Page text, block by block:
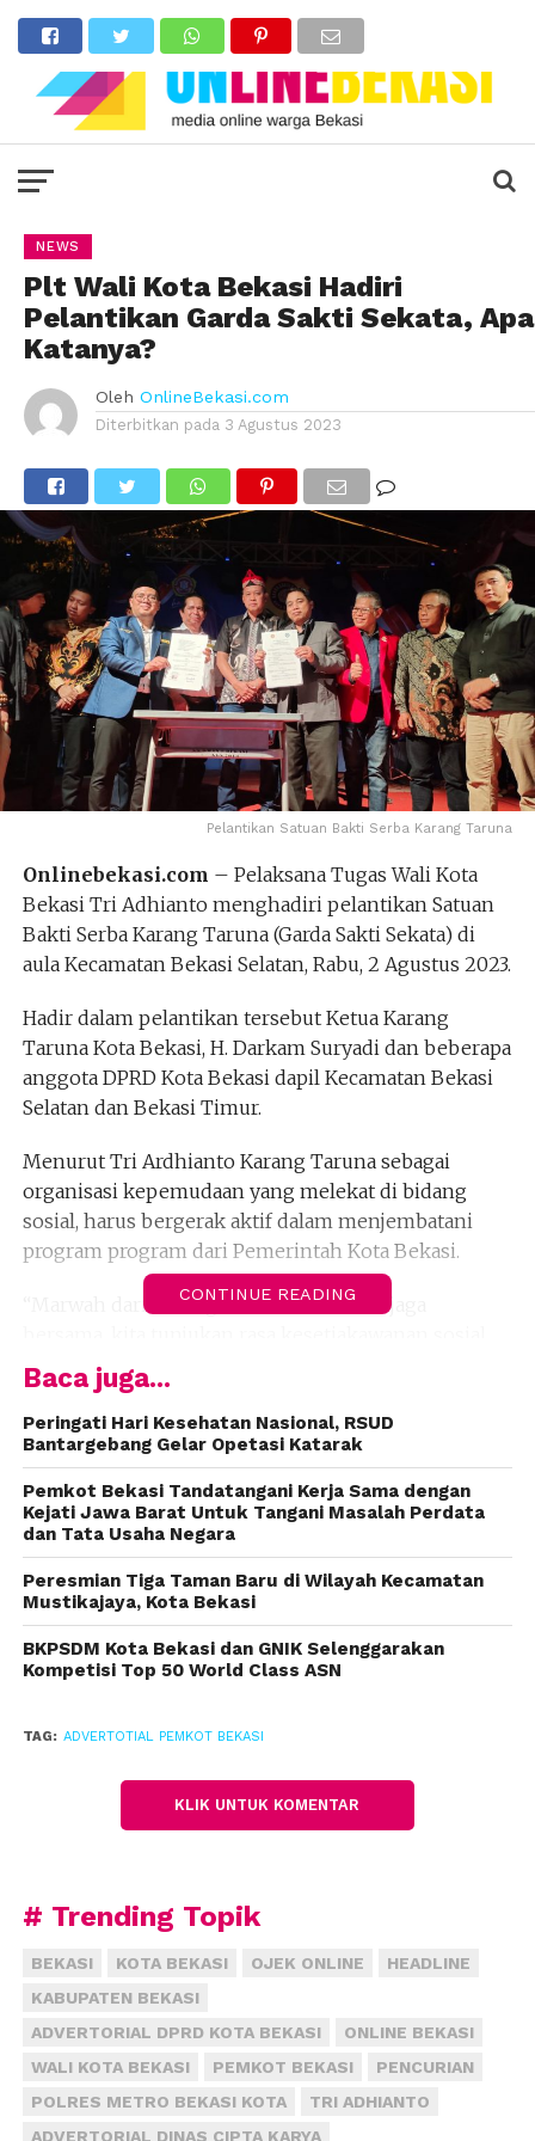
NEWS
Plt Wali Kota Bekasi Hadiri
Pelantikan Garda Sakti Sekata, Apa
Katanya?
Oleh OnlineBekasi.com
Diterbitkan pada 3 Agustus 2023
Pelantikan Satuan Bakti Serba Karang Taruna
Onlinebekasi.com – Pelaksana Tugas Wali Kota
Bekasi Tri Adhianto menghadiri pelantikan Satuan
Bakti Serba Karang Taruna (Garda Sakti Sekata) di
aula Kecamatan Bekasi Selatan, Rabu, 2 Agustus 2023.
Hadir dalam pelantikan tersebut Ketua Karang
Taruna Kota Bekasi, H. Darkam Suryadi dan beberapa
anggota DPRD Kota Bekasi dapil Kecamatan Bekasi
Selatan dan Bekasi Timur.
Menurut Tri Ardhianto Karang Taruna sebagai
organisasi kepemudaan yang melekat di bidang
sosial, harus bergerak aktif dalam menjembatani
program program dari Pemerintah Kota Bekasi.
“Marwah dari Karang Taruna harus kita jaga
secara bersama menjadi satu kepedulian penting
antar anggota,” kata Tri.
Lanjut Tri Garda Sakti Sekata ini merupakan gerbang
pembuka dalam perkembangan perekonomian
yang nantinya bisa menjadi mitra Pemerintah Kota
Bekasi dalam pembangunan serta dapat
menyelesaikan permasalahan sosial yang ada di Kota
Bekasi.
“Terbentuk secara inisiasi dari Karang Taruna Kota
Bekasi, Garda Sakti Sekata ini tidak semua dibentuk
Bekasi, ibarat pasukan khusus di militer,” jelas Tri
Ia juga paparkan mengenai rencana pembangunan
kesekretariatan untuk Karang Taruna Kota Bekasi
bahwa wadah ini akan benar benar menjadi mitra
nya.
“Saya hanya berpesan momentum nanti tahun 2024
dengan tunjukkan peran aktif strategis dapat
CONTINUE READING
Baca juga...
Peringati Hari Kesehatan Nasional, RSUD
Bantargebang Gelar Opetasi Katarak
Pemkot Bekasi Tandatangani Kerja Sama dengan
Kejati Jawa Barat Untuk Tangani Masalah Perdata
dan Tata Usaha Negara
Peresmian Tiga Taman Baru di Wilayah Kecamatan
Mustikajaya, Kota Bekasi
BKPSDM Kota Bekasi dan GNIK Selenggarakan
Kompetisi Top 50 World Class ASN
TAG: ADVERTOTIAL PEMKOT BEKASI
KLIK UNTUK KOMENTAR
# Trending Topik
BEKASI KOTA BEKASI OJEK ONLINE
HEADLINE
KABUPATEN BEKASI
ADVERTORIAL DPRD KOTA BEKASI
ONLINE BEKASI
WALI KOTA BEKASI
PEMKOT BEKASI
PENCURIAN
POLRES METRO BEKASI KOTA
TRI ADHIANTO
ADVERTORIAL DINAS CIPTA KARYA